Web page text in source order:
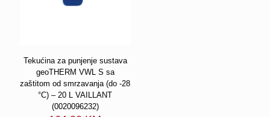
Tekućina za punjenje sustava
geoTHERM VWL S sa
zaštitom od smrzavanja (do -28
°C) – 20 L VAILLANT
(0020096232)